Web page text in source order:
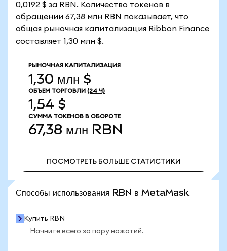
0,0192 $ за RBN. Количество токенов в
обращении 67,38 млн RBN показывает, что
общая рыночная капитализация Ribbon Finance
составляет 1,30 млн $.
РЫНОЧНАЯ КАПИТАЛИЗАЦИЯ
1,30 млн $
ОБЪЕМ ТОРГОВЛИ (24 Ч)
1,54 $
СУММА ТОКЕНОВ В ОБОРОТЕ
67,38 млн RBN
ПОСМОТРЕТЬ БОЛЬШЕ СТАТИСТИКИ
Способы использования RBN в MetaMask
Купить RBN
Начните всего за пару нажатий.